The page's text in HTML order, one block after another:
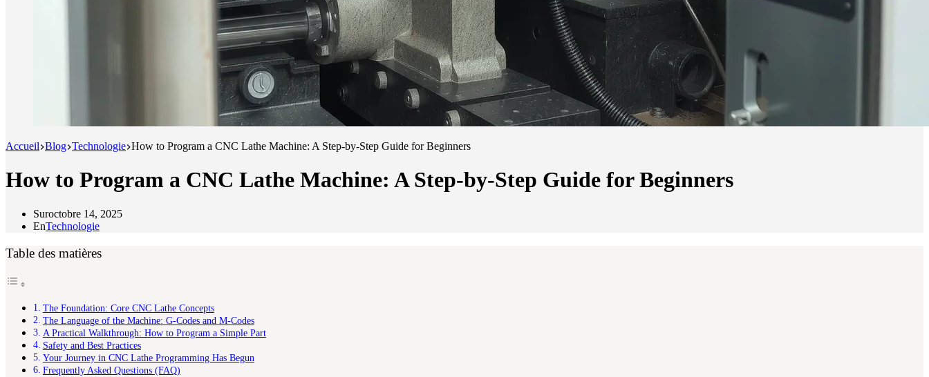
Accueil Blog Technologie How to Program a CNC Lathe Machine: A Step-by-Step Guide for Beginners
How to Program a CNC Lathe Machine: A Step-by-Step Guide for Beginners
Suroctobre 14, 2025
EnTechnologie
Table des matières
The Foundation: Core CNC Lathe Concepts
The Language of the Machine: G-Codes and M-Codes
A Practical Walkthrough: How to Program a Simple Part
Safety and Best Practices
Your Journey in CNC Lathe Programming Has Begun
Frequently Asked Questions (FAQ)